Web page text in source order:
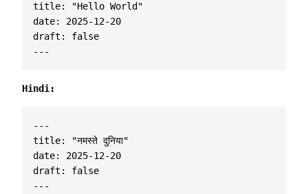
title:
"Hello World"
date:
2025-12-20
draft :
false
---
Hindi:
---
title:
"नमस्ते दुनिया"
date:
2025-12-20
draft :
false
---